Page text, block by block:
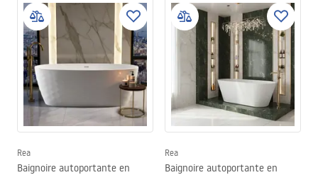
Rea
Baignoire autoportante en
Rea
Baignoire autoportante en